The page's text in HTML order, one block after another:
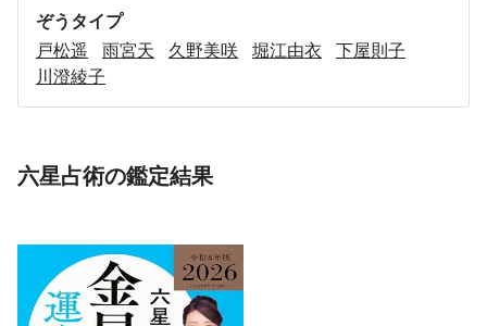
ぞうタイプ
戸松遥
雨宮天 久野美咲 堀江由衣
下屋則子
川澄綾子
六星占術の鑑定結果